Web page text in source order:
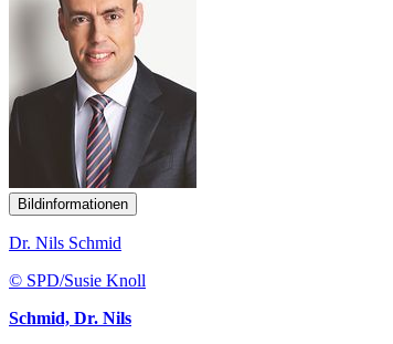
Bildinformationen
Dr. Nils Schmid
© SPD/Susie Knoll
Schmid, Dr. Nils